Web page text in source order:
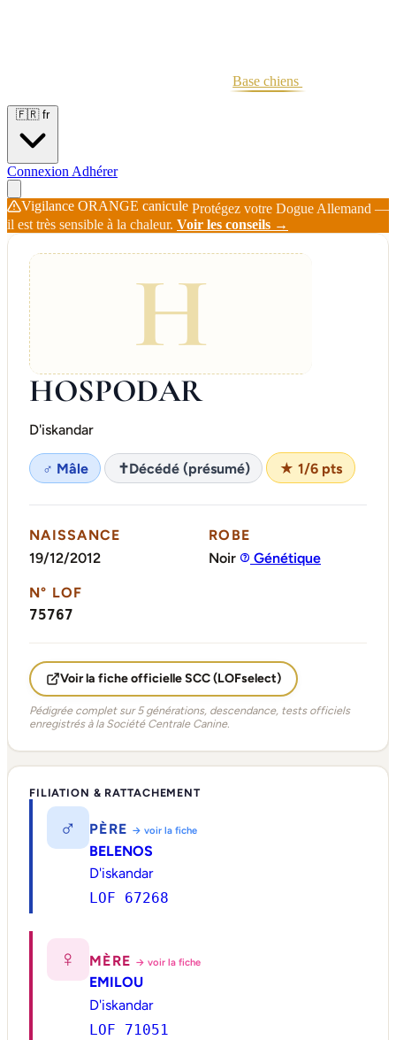
Base chiens
🇫🇷 fr
Connexion Adhérer
Vigilance ORANGE canicule Protégez votre Dogue Allemand —
il est très sensible à la chaleur. Voir les conseils →
H
HOSPODAR
D'iskandar
♂ Mâle ✝Décédé (présumé) ★ 1/6 pts
NAISSANCE
19/12/2012
ROBE
Noir
Génétique
N° LOF
75767
Voir la fiche officielle SCC (LOFselect)
Pédigrée complet sur 5 générations, descendance, tests officiels
enregistrés à la Société Centrale Canine.
FILIATION & RATTACHEMENT
♂ PÈRE → voir la fiche
BELENOS
D'iskandar
LOF 67268
♀ MÈRE → voir la fiche
EMILOU
D'iskandar
LOF 71051